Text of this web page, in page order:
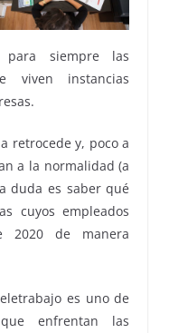
para siempre las
viven instancias
retrocede y, poco a
a la normalidad (a
duda es saber qué
cuyos empleados
2020 de manera
es uno de
enfrentan las